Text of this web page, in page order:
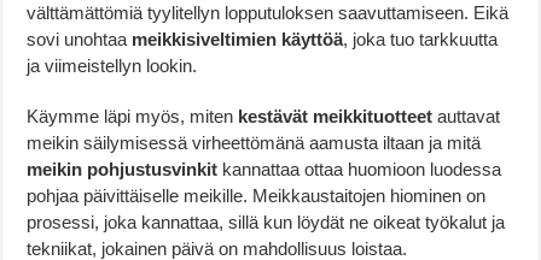
välttämättömiä tyylitellyn lopputuloksen saavuttamiseen. Eikä
sovi unohtaa meikkisiveltimien käyttöä, joka tuo tarkkuutta
ja viimeistellyn lookin.
Käymme läpi myös, miten kestävät meikkituotteet auttavat
meikin säilymisessä virheettömänä aamusta iltaan ja mitä
meikin pohjustusvinkit kannattaa ottaa huomioon luodessa
pohjaa päivittäiselle meikille. Meikkaustaitojen hiominen on
prosessi, joka kannattaa, sillä kun löydät ne oikeat työkalut ja
tekniikat, jokainen päivä on mahdollisuus loistaa.